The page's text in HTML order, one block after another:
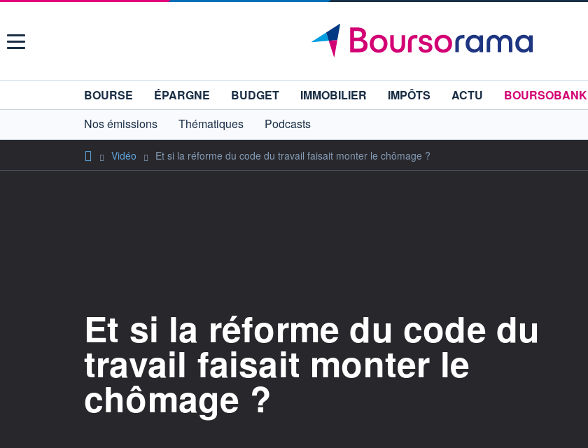
Menu
BOURSE ÉPARGNE BUDGET IMMOBILIER IMPÔTS ACTU
BOURSOBANK
Nos émissions
Thématiques Podcasts
Vidéo Et si la réforme du code du travail faisait monter le chômage ?
Et si la réforme du code du
travail faisait monter le
chômage ?